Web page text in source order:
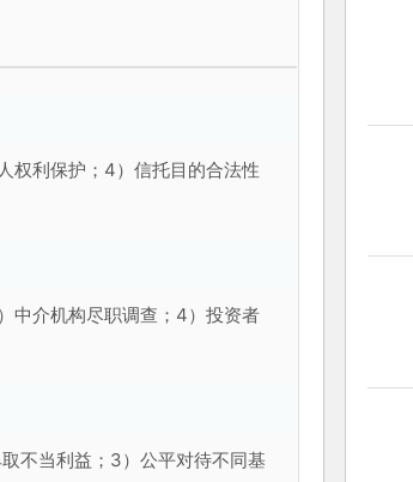
权利保护；4）信托目的合法性
中介机构尽职调查；4）投资者
不当利益；3）公平对待不同基